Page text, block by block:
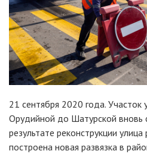
21 сентября 2020 года. Участок
Орудийной до Шатурской вновь
результате реконструкции
построена новая развязка в